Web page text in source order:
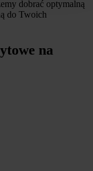
dobrać optymalną
do Twoich
na